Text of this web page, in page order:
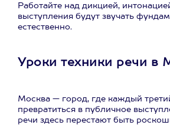
Работайте над дикцией,
выступления будут звучать
естественно.
Уроки техники речи в
Москва — город, где каждый
превратиться в публичное
речи здесь перестают быть